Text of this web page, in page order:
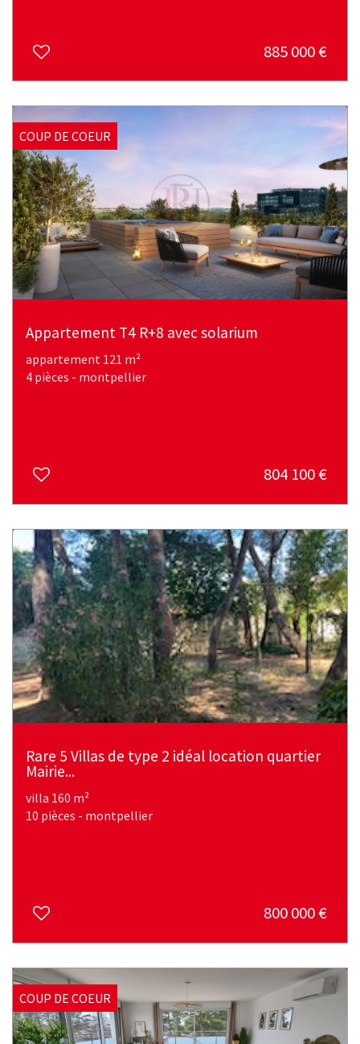
885 000€
COUP DE COEUR
Appartement T4 R+8 avec solarium
appartement 121 m²
4 pièces - montpellier
804 100€
Rare 5 Villas de type 2 idéal location quartier
Mairie...
villa 160 m²
10 pièces - montpellier
800 000€
COUP DE COEUR